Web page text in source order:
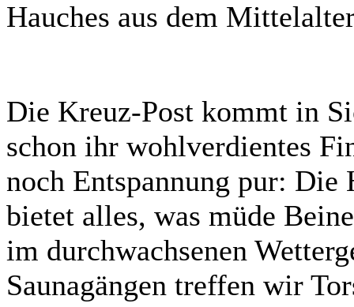
Hauches aus dem
Die Kreuz-Post kommt in
schon ihr wohlverdientes
noch Entspannung pur: Die
bietet alles, was müde
im durchwachsenen
Saunagängen treffen wir